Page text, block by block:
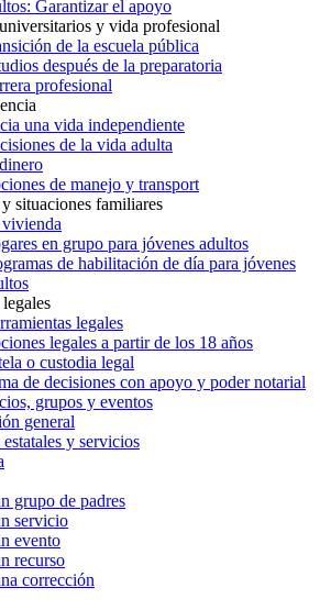
Garantizar el apoyo
y vida profesional
de la escuela pública
después de la preparatoria
profesional
una vida independiente
de la vida adulta
de manejo y transport
situaciones familiares
en grupo para jóvenes adultos
de habilitación de día para jóvenes
legales
legales a partir de los 18 años
o custodia legal
de decisiones con apoyo y poder notarial
grupos y eventos
general
y servicios
grupo de padres
servicio
evento
recurso
corrección